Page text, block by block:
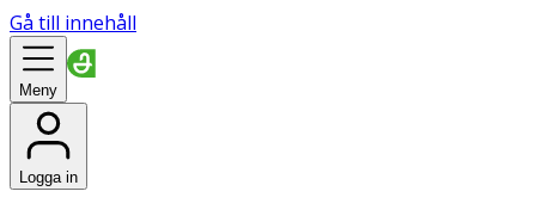
Gå till innehåll
Meny
Logga in